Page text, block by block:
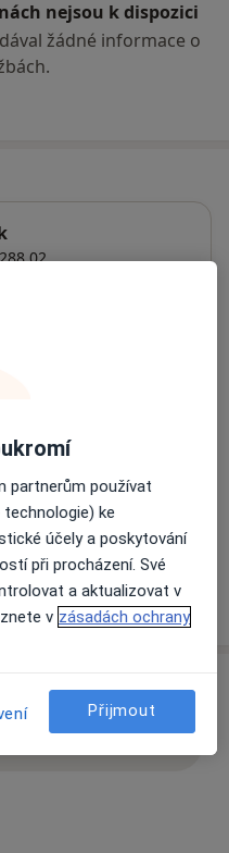
nejsou k dispozici
žádné informace o
02
není aktivní
pacienty na pojišťovnu
partnerům používat
ke
účely a poskytování
při procházení. Své
a aktualizovat v
v zásadách ochrany
Přijmout